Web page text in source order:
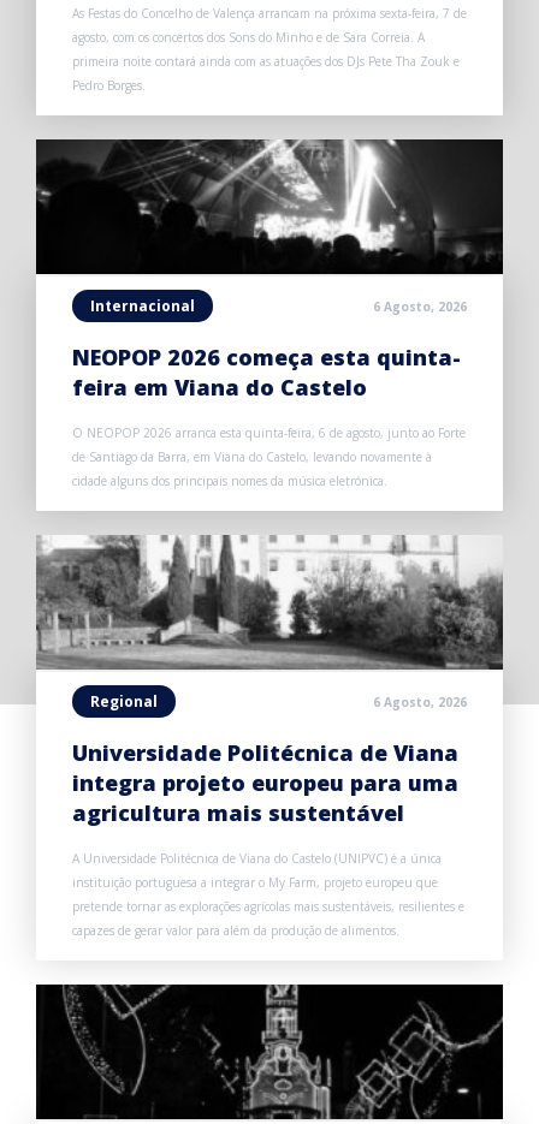
As Festas do Concelho de Valença arrancam na próxima sexta-feira, 7 de
agosto, com os concertos dos Sons do Minho e de Sara Correia. A
primeira noite contará ainda com as atuações dos DJs Pete Tha Zouk e
Pedro Borges.
Internacional 6 Agosto, 2026
NEOPOP 2026 começa esta quinta-
feira em Viana do Castelo
O NEOPOP 2026 arranca esta quinta-feira, 6 de agosto, junto ao Forte
de Santiago da Barra, em Viana do Castelo, levando novamente à
cidade alguns dos principais nomes da música eletrónica.
Regional 6 Agosto, 2026
Universidade Politécnica de Viana
integra projeto europeu para uma
agricultura mais sustentável
A Universidade Politécnica de Viana do Castelo (UNIPVC) é a única
instituição portuguesa a integrar o My Farm, projeto europeu que
pretende tornar as explorações agrícolas mais sustentáveis, resilientes e
capazes de gerar valor para além da produção de alimentos.